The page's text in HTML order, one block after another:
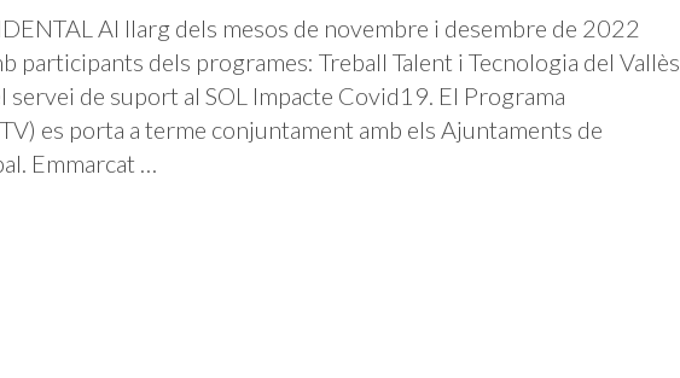
Al llarg dels mesos de novembre i desembre de 2022
participants dels programes: Treball Talent i Tecnologia del Vallès
servei de suport al SOL Impacte Covid19. El Programa
es porta a terme conjuntament amb els Ajuntaments de
Emmarcat …